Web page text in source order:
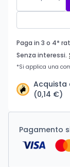
Acquista
(0,14 €)
Pagamento